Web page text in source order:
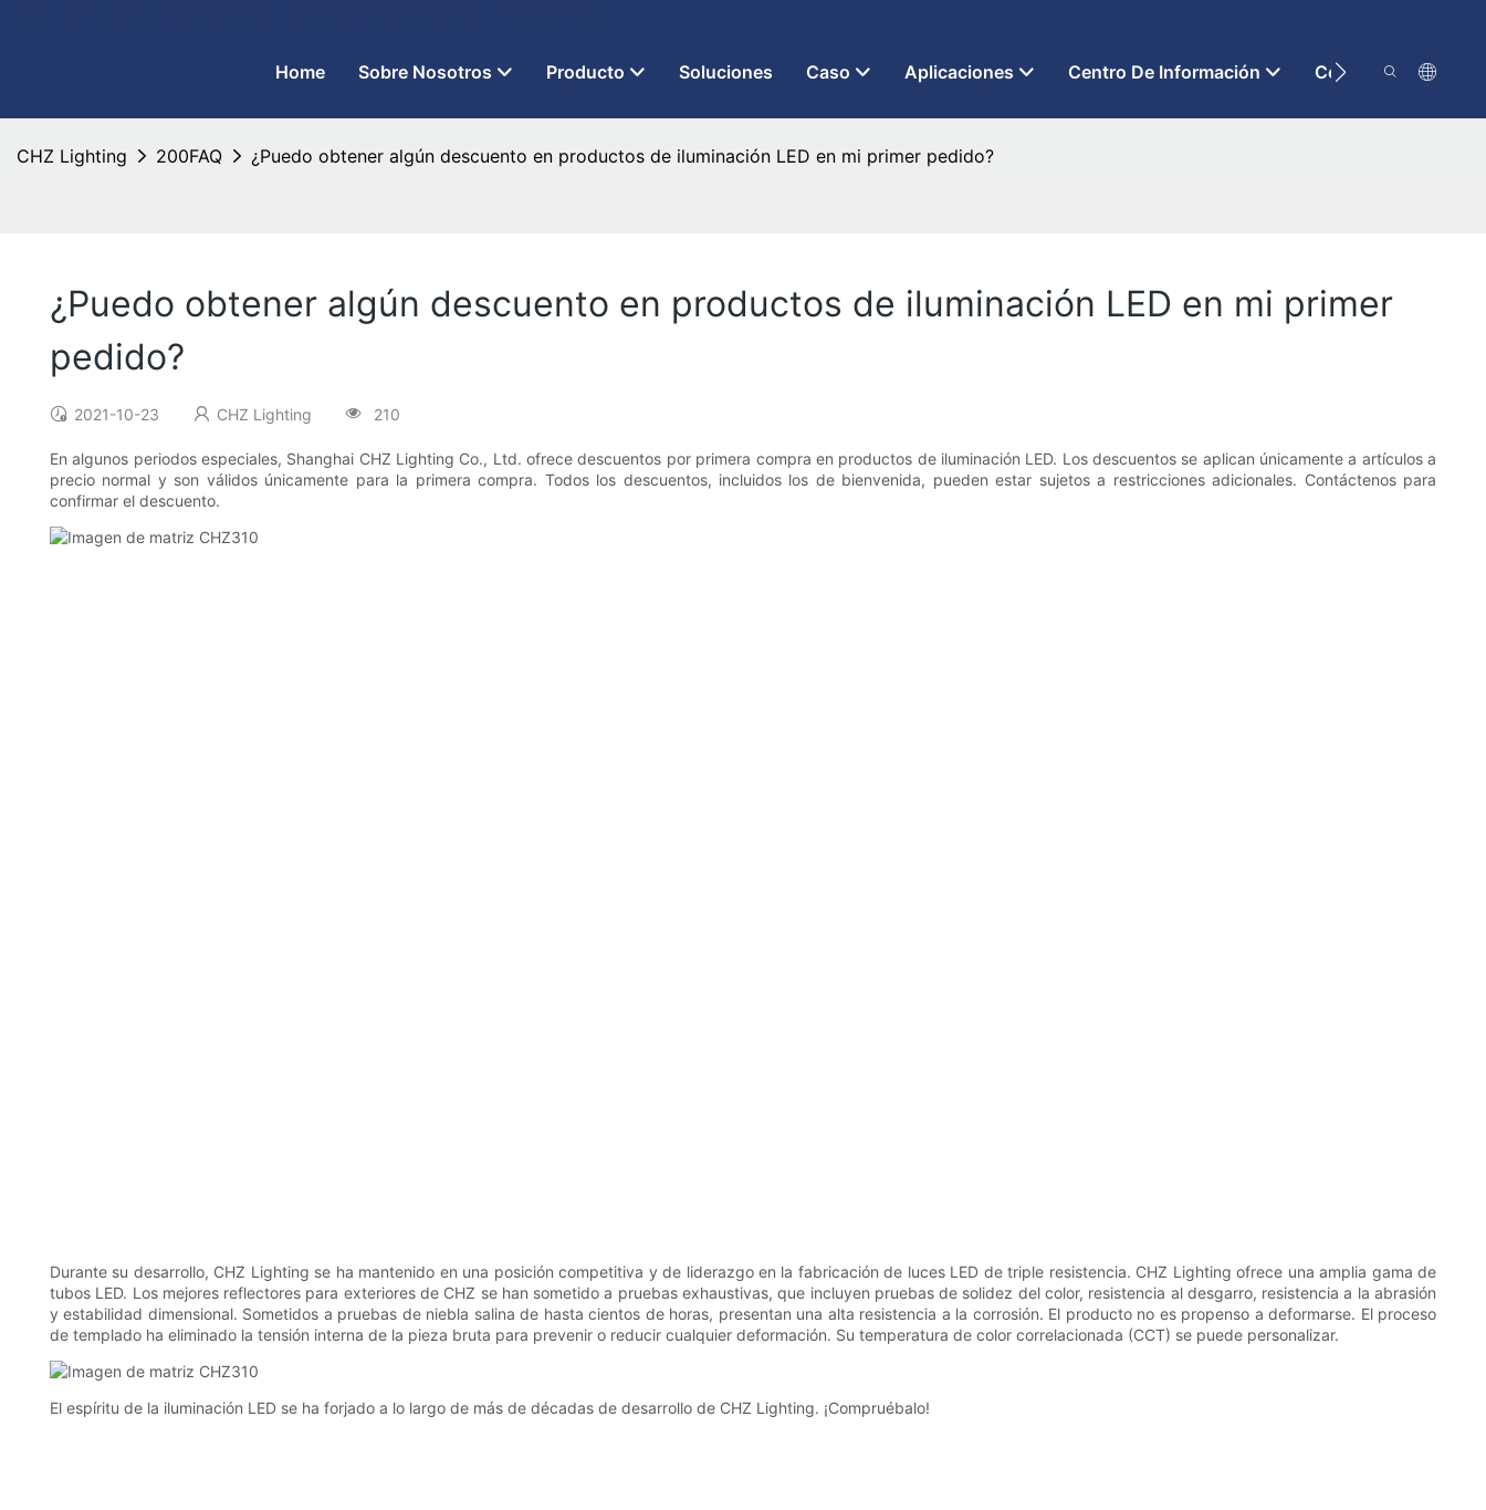
Home Sobre Nosotros Producto Soluciones Caso Aplicaciones Centro De Información Contáctenos
CHZ Lighting 200FAQ ¿Puedo obtener algún descuento en productos de iluminación LED en mi primer pedido?
¿Puedo obtener algún descuento en productos de iluminación LED en mi primer
pedido?
2021-10-23 CHZ Lighting 210
En algunos periodos especiales, Shanghai CHZ Lighting Co., Ltd. ofrece descuentos por primera compra en productos de iluminación LED. Los descuentos se aplican únicamente a artículos a
precio normal y son válidos únicamente para la primera compra. Todos los descuentos, incluidos los de bienvenida, pueden estar sujetos a restricciones adicionales. Contáctenos para
confirmar el descuento.
Durante su desarrollo, CHZ Lighting se ha mantenido en una posición competitiva y de liderazgo en la fabricación de luces LED de triple resistencia. CHZ Lighting ofrece una amplia gama de
tubos LED. Los mejores reflectores para exteriores de CHZ se han sometido a pruebas exhaustivas, que incluyen pruebas de solidez del color, resistencia al desgarro, resistencia a la abrasión
y estabilidad dimensional. Sometidos a pruebas de niebla salina de hasta cientos de horas, presentan una alta resistencia a la corrosión. El producto no es propenso a deformarse. El proceso
de templado ha eliminado la tensión interna de la pieza bruta para prevenir o reducir cualquier deformación. Su temperatura de color correlacionada (CCT) se puede personalizar.
El espíritu de la iluminación LED se ha forjado a lo largo de más de décadas de desarrollo de CHZ Lighting. ¡Compruébalo!